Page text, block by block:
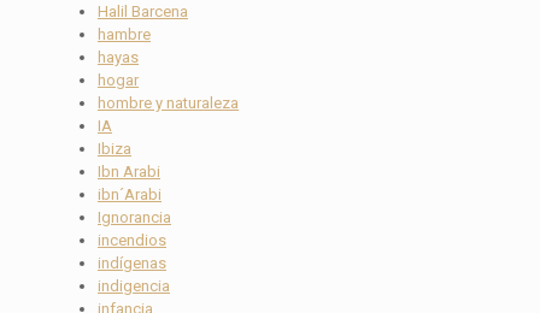
Halil Barcena
hambre
hayas
hogar
hombre y naturaleza
IA
Ibiza
Ibn Arabi
ibn´Arabi
Ignorancia
incendios
indígenas
indigencia
infancia